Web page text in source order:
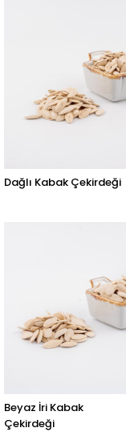
Dağlı Kabak Çekirdeği
Beyaz İri Kabak
Çekirdeği